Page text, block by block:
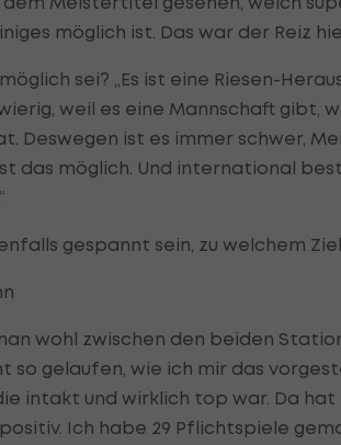
möglich ist. Das war der Reiz
sei? „Es ist eine Riesen-
weil es eine Mannschaft gibt,
Deswegen ist es immer schwer,
das möglich. Und international
gespannt sein, zu welchem
wohl zwischen den beiden
so gelaufen, wie ich mir das
intakt und wirklich top war. Da
Ich habe 29 Pflichtspiele